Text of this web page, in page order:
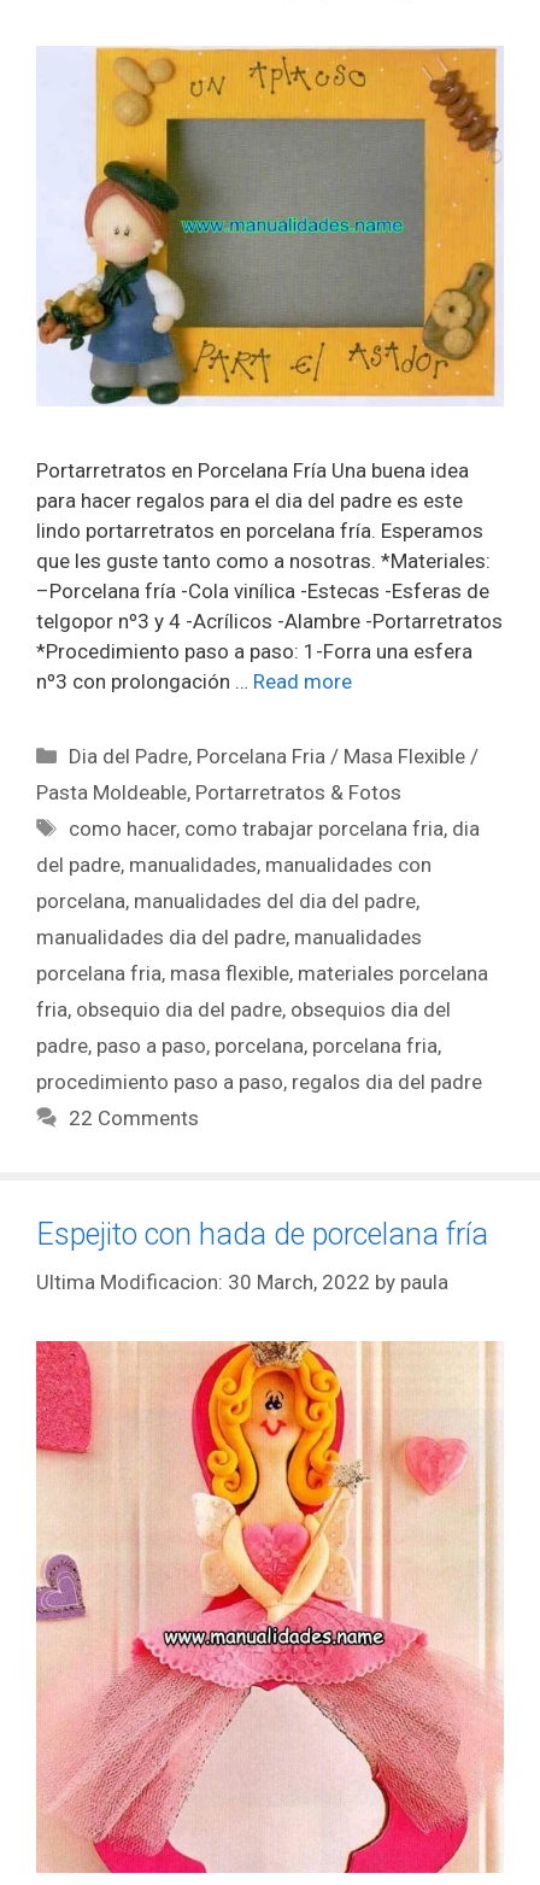
Portarretratos en Porcelana Fría Una buena idea
para hacer regalos para el dia del padre es este
lindo portarretratos en porcelana fría. Esperamos
que les guste tanto como a nosotras. *Materiales:
–Porcelana fría -Cola vinílica -Estecas -Esferas de
telgopor nº3 y 4 -Acrílicos -Alambre -Portarretratos
*Procedimiento paso a paso: 1-Forra una esfera
nº3 con prolongación … Read more
Dia del Padre, Porcelana Fria / Masa Flexible /
Pasta Moldeable, Portarretratos & Fotos
como hacer, como trabajar porcelana fria, dia
del padre, manualidades, manualidades con
porcelana, manualidades del dia del padre,
manualidades dia del padre, manualidades
porcelana fria, masa flexible, materiales porcelana
fria, obsequio dia del padre, obsequios dia del
padre, paso a paso, porcelana, porcelana fria,
procedimiento paso a paso, regalos dia del padre
22 Comments
Espejito con hada de porcelana fría
30 March, 2022 by paula